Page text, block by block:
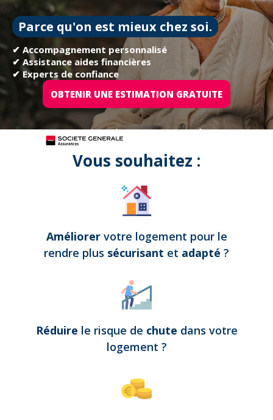
Parce qu'on est mieux chez soi.
✔ Accompagnement personnalisé
✔ Assistance aides financières
✔ Experts de confiance
OBTENIR UNE ESTIMATION GRATUITE
Tous nos projets sont assurés par
Vous souhaitez :
Améliorer votre logement pour le
rendre plus sécurisant et adapté ?
Réduire le risque de chute dans votre
logement ?